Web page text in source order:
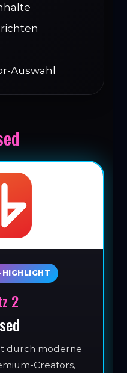
Auswahl
HIGHLIGHT
2
durch moderne
Creators,